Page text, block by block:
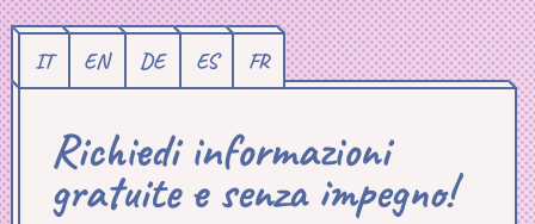
IT EN DE ES FR
Richiedi informazioni
gratuite e senza impegno!